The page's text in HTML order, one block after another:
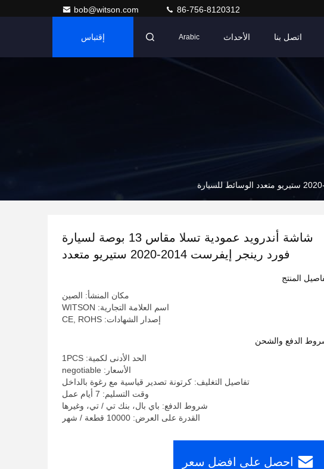
bob@witson.com 86-756-8120312
اتصل بنا الأحداث Arabic إقتباس
شاشة أندرويد عمودية تسلا مقاس 13 بوصة لسيارة
فورد رينجر إيفرست 2014-2020 ستيريو متعدد
المنتج
مكان المنشأ: الصين
اسم العلامة التجارية: WITSON
إصدار الشهادات: CE, ROHS
الدفع والشحن
الحد الأدنى لكمية: 1PCS
الأسعار: negotiable
تفاصيل التغليف: كرتونة تصدير قياسية مع رغوة بالداخل
وقت التسليم: 7 أيام عمل
شروط الدفع: باي بال، بنك تي / تي، وغيرها
القدرة على العرض: 10000 قطعة / شهر
احصل على افضل سعر